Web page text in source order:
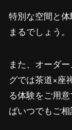
特別な空間と
まるでしょう。
また、オーダ
グでは茶道×座
る体験をご用
ばいつでもご相